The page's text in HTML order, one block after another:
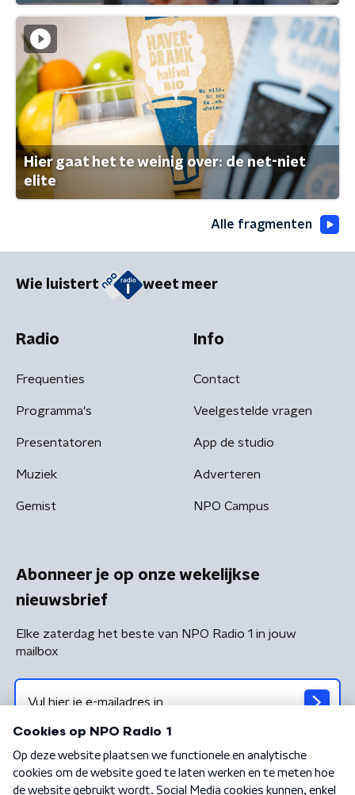
Hier gaat het te weinig over: de net-niet
elite
Alle fragmenten
Wie luistert weet meer
Radio
Frequenties
Programma's
Presentatoren
Muziek
Gemist
Info
Contact
Veelgestelde vragen
App de studio
Adverteren
NPO Campus
Abonneer je op onze wekelijkse
nieuwsbrief
Elke zaterdag het beste van NPO Radio 1 in jouw
mailbox